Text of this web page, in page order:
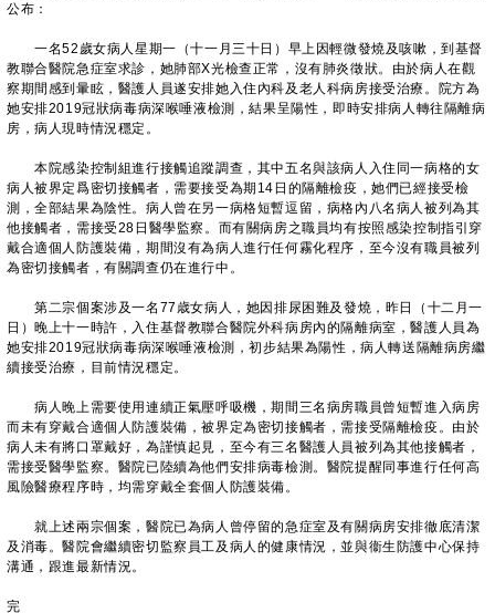
公布：
一名52歲女病人星期一（十一月三十日）早上因輕微發燒及咳嗽，到基督
教聯合醫院急症室求診，她肺部X光檢查正常，沒有肺炎徵狀。由於病人在觀
察期間感到暈眩，醫護人員遂安排她入住內科及老人科病房接受治療。院方為
她安排2019冠狀病毒病深喉唾液檢測，結果呈陽性，即時安排病人轉往隔離病
房，病人現時情況穩定。
本院感染控制組進行接觸追蹤調查，其中五名與該病人入住同一病格的女
病人被界定爲密切接觸者，需要接受為期14日的隔離檢疫，她們已經接受檢
測，全部結果為陰性。病人曾在另一病格短暫逗留，病格內八名病人被列為其
他接觸者，需接受28日醫學監察。而有關病房之職員均有按照感染控制指引穿
戴合適個人防護裝備，期間沒有為病人進行任何霧化程序，至今沒有職員被列
為密切接觸者，有關調查仍在進行中。
第二宗個案涉及一名77歳女病人，她因排尿困難及發燒，昨日（十二月一
日）晚上十一時許，入住基督教聯合醫院外科病房內的隔離病室，醫護人員為
她安排2019冠狀病毒病深喉唾液檢測，初步結果為陽性，病人轉送隔離病房繼
續接受治療，目前情況穩定。
病人晚上需要使用連續正氣壓呼吸機，期間三名病房職員曾短暫進入病房
而未有穿戴合適個人防護裝備，被界定為密切接觸者，需接受隔離檢疫。由於
病人未有將口罩戴好，為謹慎起見，至今有三名醫護人員被列為其他接觸者，
需接受醫學監察。醫院已陸續為他們安排病毒檢測。醫院提醒同事進行任何高
風險醫療程序時，均需穿戴全套個人防護裝備。
就上述兩宗個案，醫院已為病人曾停留的急症室及有關病房安排徹底清潔
及消毒。醫院會繼續密切監察員工及病人的健康情況，並與衞生防護中心保持
溝通，跟進最新情況。
完